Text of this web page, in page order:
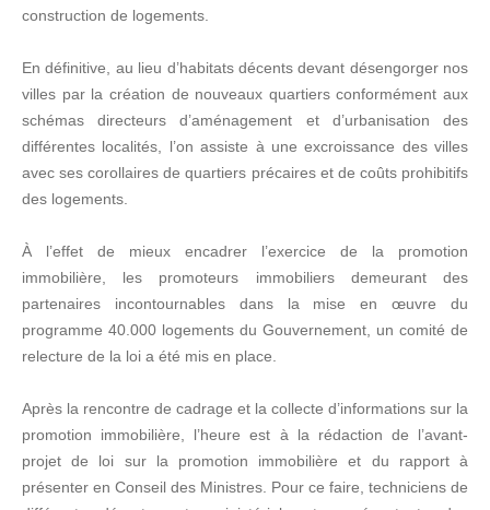
construction de logements.
En définitive, au lieu d’habitats décents devant désengorger nos
villes par la création de nouveaux quartiers conformément aux
schémas directeurs d’aménagement et d’urbanisation des
différentes localités, l’on assiste à une excroissance des villes
avec ses corollaires de quartiers précaires et de coûts prohibitifs
des logements.
À l’effet de mieux encadrer l’exercice de la promotion
immobilière, les promoteurs immobiliers demeurant des
partenaires incontournables dans la mise en œuvre du
programme 40.000 logements du Gouvernement, un comité de
relecture de la loi a été mis en place.
Après la rencontre de cadrage et la collecte d’informations sur la
promotion immobilière, l’heure est à la rédaction de l’avant-
projet de loi sur la promotion immobilière et du rapport à
présenter en Conseil des Ministres. Pour ce faire, techniciens de